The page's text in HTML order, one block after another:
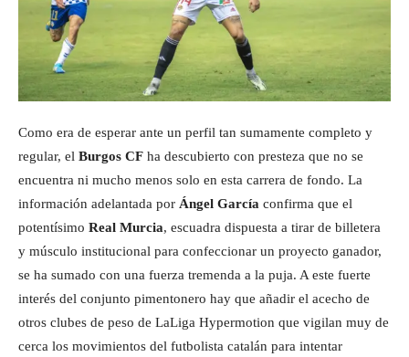
Como era de esperar ante un perfil tan sumamente completo y
regular, el Burgos CF ha descubierto con presteza que no se
encuentra ni mucho menos solo en esta carrera de fondo. La
información adelantada por Ángel García confirma que el
potentísimo Real Murcia, escuadra dispuesta a tirar de billetera
y músculo institucional para confeccionar un proyecto ganador,
se ha sumado con una fuerza tremenda a la puja. A este fuerte
interés del conjunto pimentonero hay que añadir el acecho de
otros clubes de peso de LaLiga Hypermotion que vigilan muy de
cerca los movimientos del futbolista catalán para intentar